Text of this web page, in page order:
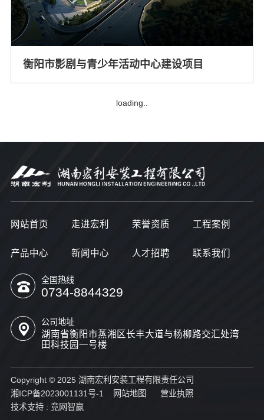
衡阳市影剧与青少年活动中心建设项目
loading..
网站首页 走进宏利 荣誉资质 工程案例
产品中心 新闻中心 人才招聘 联系我们
全国热线
0734-8844329
公司地址
湖南省衡阳市蒸湘区长丰大道与杨柳路交汇处湾
田科技园一号楼
Copyright © 2025 湖南宏利安装工程有限责任公司
湘ICP备2023001131号-1
网站地图
营业执照
技术支持 : 竞网智赢